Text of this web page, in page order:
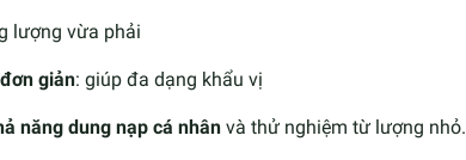
lượng vừa phải
giản: giúp đa dạng khẩu vị
năng dung nạp cá nhân và thử nghiệm từ lượng nhỏ.